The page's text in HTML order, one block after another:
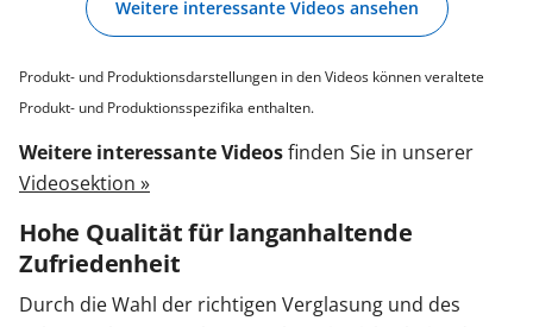
Weitere interessante Videos ansehen
Produkt- und Produktionsdarstellungen in den Videos können veraltete
Produkt- und Produktionsspezifika enthalten.
Weitere interessante Videosfinden Sie in unserer
Videosektion »
Hohe Qualität für langanhaltende
Zufriedenheit
Durch die Wahl der richtigen Verglasung und des